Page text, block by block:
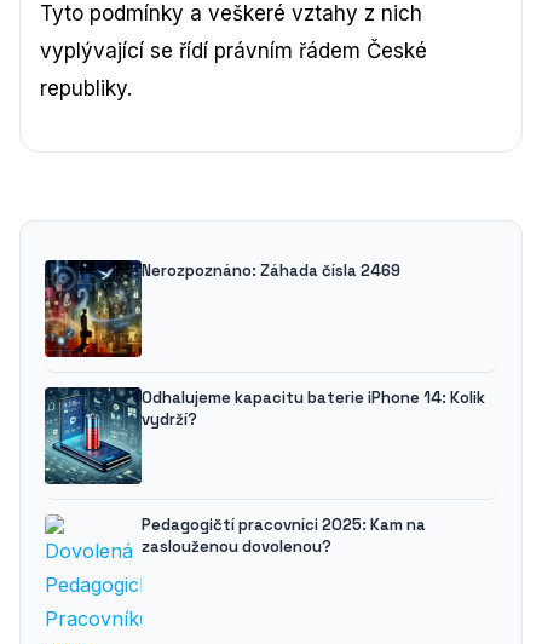
Tyto podmínky a veškeré vztahy z nich
vyplývající se řídí právním řádem České
republiky.
Nerozpoznáno: Záhada čísla 2469
Odhalujeme kapacitu baterie iPhone 14: Kolik
vydrží?
Pedagogičtí pracovníci 2025: Kam na
zaslouženou dovolenou?